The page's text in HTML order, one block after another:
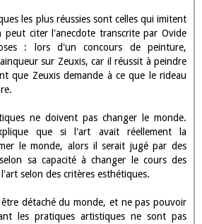
les plus réussies sont celles qui imitent
peut citer l'anecdote transcrite par Ovide
: lors d'un concours de peinture,
sur Zeuxis, car il réussit à peindre
que Zeuxis demande à ce que le rideau
ne doivent pas changer le monde.
que si l'art avait réellement la
le monde, alors il serait jugé par des
sa capacité à changer le cours des
selon des critères esthétiques.
détaché du monde, et ne pas pouvoir
les pratiques artistiques ne sont pas